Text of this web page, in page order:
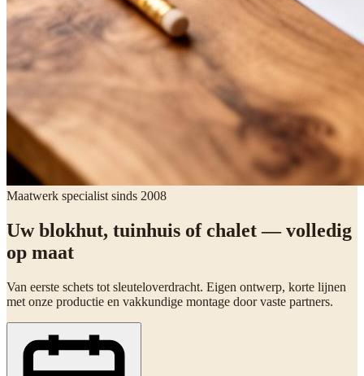
Maatwerk specialist sinds 2008
Uw blokhut, tuinhuis of chalet —volledig
op maat
Van eerste schets tot sleuteloverdracht. Eigen ontwerp, korte lijnen
met onze productie en vakkundige montage door vaste partners.